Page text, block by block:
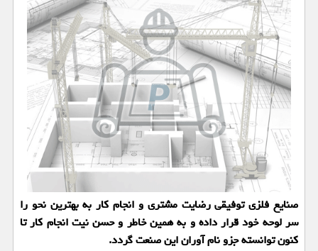
صنایع فلزی توفیقی رضایت مشتری و انجام كار به بهترین نحو را
سر لوحه خود قرار داده و به همین خاطر و حسن نیت انجام كار تا
كنون توانسته جزو نام آوران این صنعت گردد.